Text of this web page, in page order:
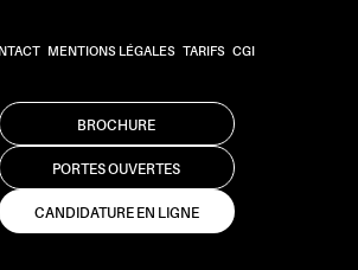
MENTIONS LÉGALES TARIFS CGI
CANDIDATURE EN LIGNE
PORTES OUVERTES
BROCHURE